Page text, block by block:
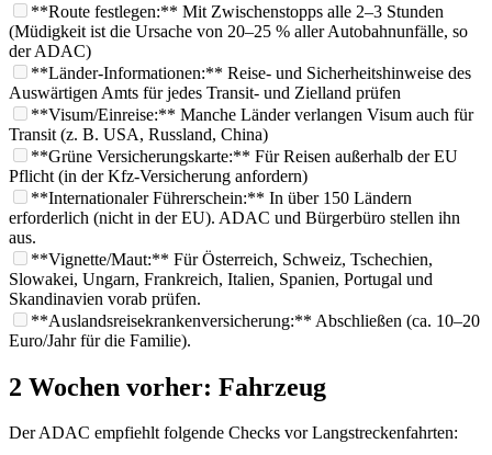
**Route festlegen:** Mit Zwischenstopps alle 2–3 Stunden
(Müdigkeit ist die Ursache von 20–25 % aller Autobahnunfälle, so
der ADAC)
**Länder-Informationen:** Reise- und Sicherheitshinweise des
Auswärtigen Amts für jedes Transit- und Zielland prüfen
**Visum/Einreise:** Manche Länder verlangen Visum auch für
Transit (z. B. USA, Russland, China)
**Grüne Versicherungskarte:** Für Reisen außerhalb der EU
Pflicht (in der Kfz-Versicherung anfordern)
**Internationaler Führerschein:** In über 150 Ländern
erforderlich (nicht in der EU). ADAC und Bürgerbüro stellen ihn
aus.
**Vignette/Maut:** Für Österreich, Schweiz, Tschechien,
Slowakei, Ungarn, Frankreich, Italien, Spanien, Portugal und
Skandinavien vorab prüfen.
**Auslandsreisekrankenversicherung:** Abschließen (ca. 10–20
Euro/Jahr für die Familie).
2 Wochen vorher: Fahrzeug
Der ADAC empfiehlt folgende Checks vor Langstreckenfahrten: